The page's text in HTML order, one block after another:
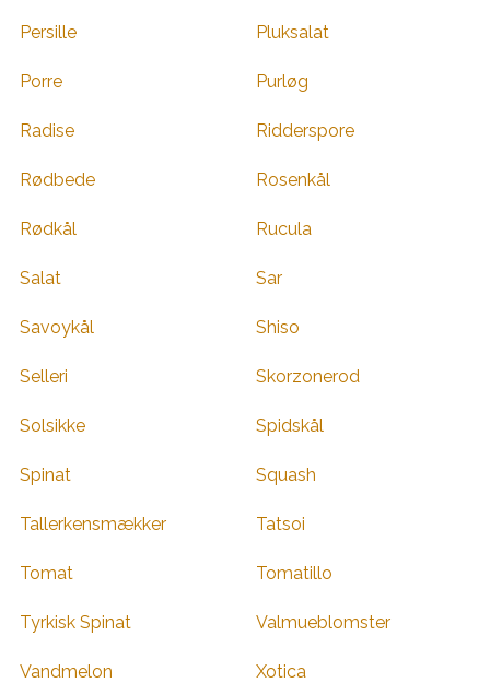
Persille Pluksalat
Porre Purløg
Radise Ridderspore
Rødbede Rosenkål
Rødkål Rucula
Salat Sar
Savoykål Shiso
Selleri Skorzonerod
Solsikke Spidskål
Spinat Squash
Tallerkensmækker Tatsoi
Tomat Tomatillo
Tyrkisk Spinat Valmueblomster
Vandmelon Xotica